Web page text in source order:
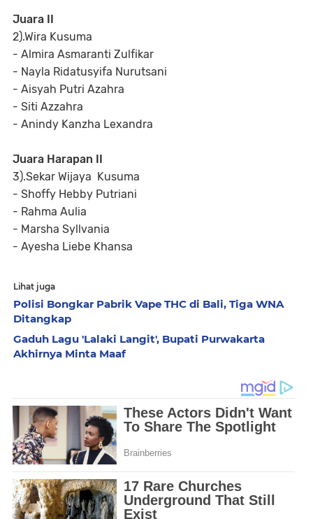
Juara II
2).Wira Kusuma
- Almira Asmaranti Zulfikar
- Nayla Ridatusyifa Nurutsani
- Aisyah Putri Azahra
- Siti Azzahra
- Anindy Kanzha Lexandra
Juara Harapan II
3).Sekar Wijaya Kusuma
- Shoffy Hebby Putriani
- Rahma Aulia
- Marsha Syllvania
- Ayesha Liebe Khansa
Lihat juga
Polisi Bongkar Pabrik Vape THC di Bali, Tiga WNA
Ditangkap
Gaduh Lagu 'Lalaki Langit', Bupati Purwakarta
Akhirnya Minta Maaf